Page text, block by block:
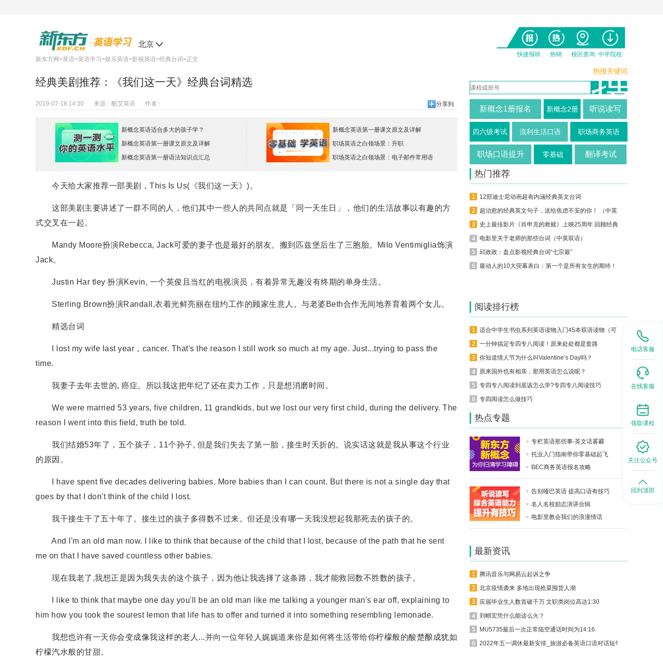
北京
快捷报班 热销 校区查询 中学院校
新东方网>英语>英语学习 >娱乐英语>影视英语>经典台词>正文
经典美剧推荐：《我们这一天》经典台词精选
2019-07-18 14:30 来源： 酷艾英语 作者： 分享到
新概念英语适合多大的孩子学？
新概念英语第一册课文原文及详解
新概念英语第一册语法知识点汇总
新概念英语第一册课文原文及详解
职场英语之白领场景：升职
职场英语之白领场景：电子邮件常用语
今天给大家推荐一部美剧，This Is Us(《我们这一天》)。
这部美剧主要讲述了一群不同的人，他们其中一些人的共同点就是「同一天生日」，他们的生活故事以有趣的方
式交叉在一起。
Mandy Moore扮演Rebecca, Jack可爱的妻子也是最好的朋友。搬到匹兹堡后生了三胞胎。Milo Ventimiglia饰演
Jack。
Justin Har tley 扮演Kevin, 一个英俊且当红的电视演员，有着异常无趣没有终期的单身生活。
Sterling Brown扮演Randall,衣着光鲜亮丽在纽约工作的顾家生意人。与老婆Beth合作无间地养育着两个女儿。
精选台词
I lost my wife last year，cancer. That's the reason I still work so much at my age. Just...trying to pass the
time.
我妻子去年去世的, 癌症。所以我这把年纪了还在卖力工作，只是想消磨时间。
We were married 53 years, five children, 11 grandkids, but we lost our very first child, during the delivery. The
reason I went into this field, truth be told.
我们结婚53年了，五个孩子，11个孙子, 但是我们失去了第一胎，接生时夭折的。说实话这就是我从事这个行业
的原因。
I have spent five decades delivering babies. More babies than I can count. But there is not a single day that
goes by that I don't think of the child I lost.
我干接生干了五十年了。接生过的孩子多得数不过来。但还是没有哪一天我没想起我那死去的孩子的。
And I'm an old man now. I like to think that because of the child that I lost, because of the path that he sent
me on that I have saved countless other babies.
现在我老了,我想正是因为我失去的这个孩子，因为他让我选择了这条路，我才能救回数不胜数的孩子。
I like to think that maybe one day you'll be an old man like me talking a younger man's ear off, explaining to
him how you took the sourest lemon that life has to offer and turned it into something resembling lemonade.
我想也许有一天你会变成像我这样的老人...并向一位年轻人娓娓道来你是如何将生活带给你柠檬般的酸楚酿成犹如
柠檬汽水般的甘甜。
热搜关键词
新概念1册报名 新概念2册 听说读写
四六级考试 流利生活口语 职场商务英语
职场口语提升 零基础 翻译考试
热门推荐
12部迪士尼动画超有内涵经典英文台词
电影里关于老师的那些台词（中英双语）
邱政政：盘点影视经典台词“七宗最”
最动人的10大荧幕表白：第一个是所有女生的期待！
阅读排行榜
一分钟搞定专四专八阅读！原来处处都是套路
你知道情人节为什么叫Valentine’s Day吗？
原来国外也有相亲，那用英语怎么说呢？
专四专八阅读到底该怎么学?专四专八阅读技巧
专四阅读怎么做技巧
热点专题
专栏英语那些事-英文话雾霾
托业入门指南带你零基础起飞
BEC商务英语报名攻略
告别哑巴英语 提高口语有技巧
名人名校励志演讲合辑
电影里教会我们的浪漫情话
最新资讯
腾讯音乐与网易云起诉之争
北京疫情袭来 多地出现抢菜囤货人潮
应届毕业生人数首破千万 文职类岗位高达1:30
刘畊宏凭什么能这么火？
MU5735最后一次正常陆空通话时间为14:16
2022年五一调休最新安排_旅游必备英语口语对话短句
电话客服
在线客服
领取课程
关注公众号
回到顶部